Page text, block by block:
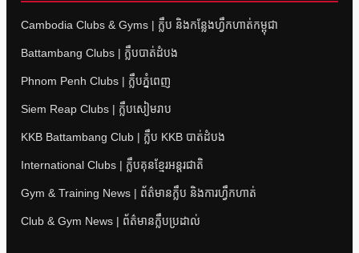
Cambodia Clubs & Gyms | ក្លឹប និងកន្លែងហ្វឹកហាត់កម្ពុជា
Battambang Clubs | ក្លឹបបាត់ដំបង
Phnom Penh Clubs | ក្លឹបភ្នំពេញ
Siem Reap Clubs | ក្លឹបសៀមរាប
KKB Battambang Club | ក្លឹប KKB បាត់ដំបង
International Clubs | ក្លឹបគុនខ្មែរអន្តរជាតិ
Gym & Training News | ព័ត៌មានក្លឹប និងការហ្វឹកហាត់
Club & Gym News | ព័ត៌មានក្លឹបប្រដាល់